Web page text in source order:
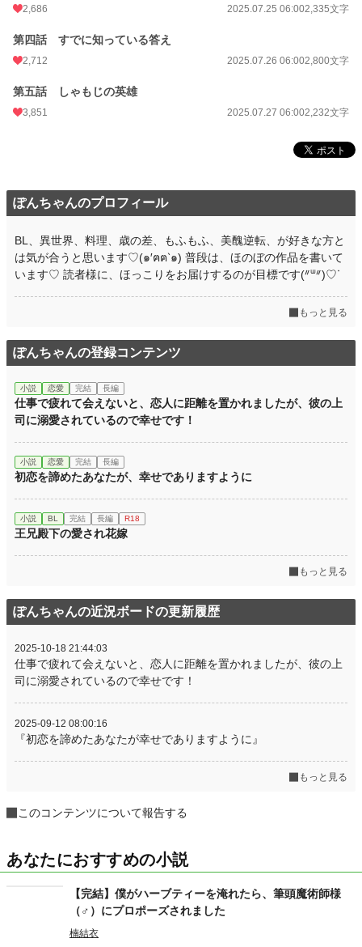
2,686 2025.07.25 06:002,335文字
第四話 すでに知っている答え
2,712 2025.07.26 06:002,800文字
第五話 しゃもじの英雄
3,851 2025.07.27 06:002,232文字
ぽんちゃんのプロフィール
BL、異世界、料理、歳の差、もふもふ、美醜逆転、が好きな方と
は気が合うと思います♡(๑′ฅฅ‵๑) 普段は、ほのぼの作品を書いて
います♡ 読者様に、ほっこりをお届けするのが目標です(ᐥᐜᐥ)♡ᐝ
もっと見る
ぽんちゃんの登録コンテンツ
小説 恋愛 完結 長編
仕事で疲れて会えないと、恋人に距離を置かれましたが、彼の上
司に溺愛されているので幸せです！
小説 恋愛 完結 長編
初恋を諦めたあなたが、幸せでありますように
小説 BL 完結 長編 R18
王兄殿下の愛され花嫁
もっと見る
ぽんちゃんの近況ボードの更新履歴
2025-10-18 21:44:03
仕事で疲れて会えないと、恋人に距離を置かれましたが、彼の上
司に溺愛されているので幸せです！
2025-09-12 08:00:16
『初恋を諦めたあなたが幸せでありますように』
もっと見る
このコンテンツについて報告する
あなたにおすすめの小説
【完結】僕がハーブティーを淹れたら、筆頭魔術師様
（♂）にプロポーズされました
楠結衣